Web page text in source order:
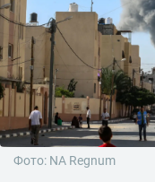
Фото: NA Regnum